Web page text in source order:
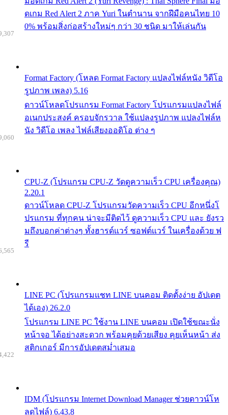
ดเกม Red Alert 2 ภาค Yuri ในตำนาน จากฝีมือคนไทย 10
0% พร้อมสิ่งก่อสร้างใหม่ๆ กว่า 30 ชนิด มาให้เล่นกัน
Format Factory (โหลด Format Factory แปลงไฟล์หนัง วิดีโอ
รูปภาพ เพลง) 5.16
ดาวน์โหลดโปรแกรม Format Factory โปรแกรมแปลงไฟล์
อเนกประสงค์ ครอบจักรวาล ใช้แปลงรูปภาพ แปลงไฟล์ห
นัง วิดีโอ เพลง ไฟล์เสียงออดิโอ ต่าง ๆ
CPU-Z (โปรแกรม CPU-Z วัดดูความเร็ว CPU เครื่องคุณ)
2.20.1
ดาวน์โหลด CPU-Z โปรแกรมวัดความเร็ว CPU อีกหนึ่งโ
ปรแกรม ที่ทุกคน น่าจะมีติดไว้ ดูความเร็ว CPU และ ยังรว
มถึงบอกค่าต่างๆ ทั้งฮารด์แวร์ ซอฟต์แวร์ ในเครื่องด้วย ฟ
รี
LINE PC (โปรแกรมแชท LINE บนคอม ติดตั้งง่าย อัปเดต
ได้เอง) 26.2.0
โปรแกรม LINE PC ใช้งาน LINE บนคอม เปิดใช้ขณะนั่ง
หน้าจอ ได้อย่างสะดวก พร้อมคุยด้วยเสียง คุยเห็นหน้า ส่ง
สติกเกอร์ มีการอัปเดตสม่ำเสมอ
IDM (โปรแกรม Internet Download Manager ช่วยดาวน์โห
ลดไฟล์) 6.43.8